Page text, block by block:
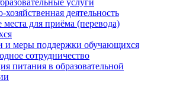
услуги
деятельность
для приёма (перевода)
и меры поддержки обучающихся
сотрудничество
питания в образовательной